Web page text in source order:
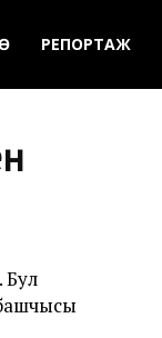
РЕПОРТАЖ
Бул